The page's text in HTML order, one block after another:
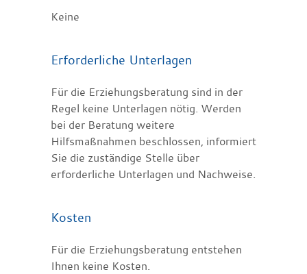
Keine
Erforderliche Unterlagen
Für die Erziehungsberatung sind in der
Regel keine Unterlagen nötig. Werden
bei der Beratung weitere
Hilfsmaßnahmen beschlossen, informiert
Sie die zuständige Stelle über
erforderliche Unterlagen und Nachweise.
Kosten
Für die Erziehungsberatung entstehen
Ihnen keine Kosten.